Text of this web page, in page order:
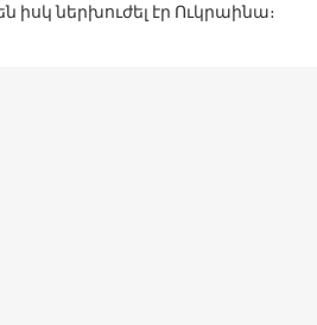
իսկ ներխուժել էր Ուկրաինա։